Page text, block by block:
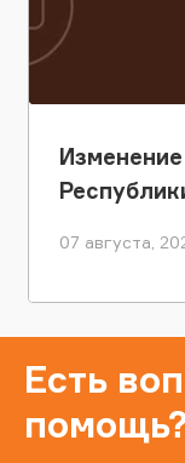
07 августа,
Есть